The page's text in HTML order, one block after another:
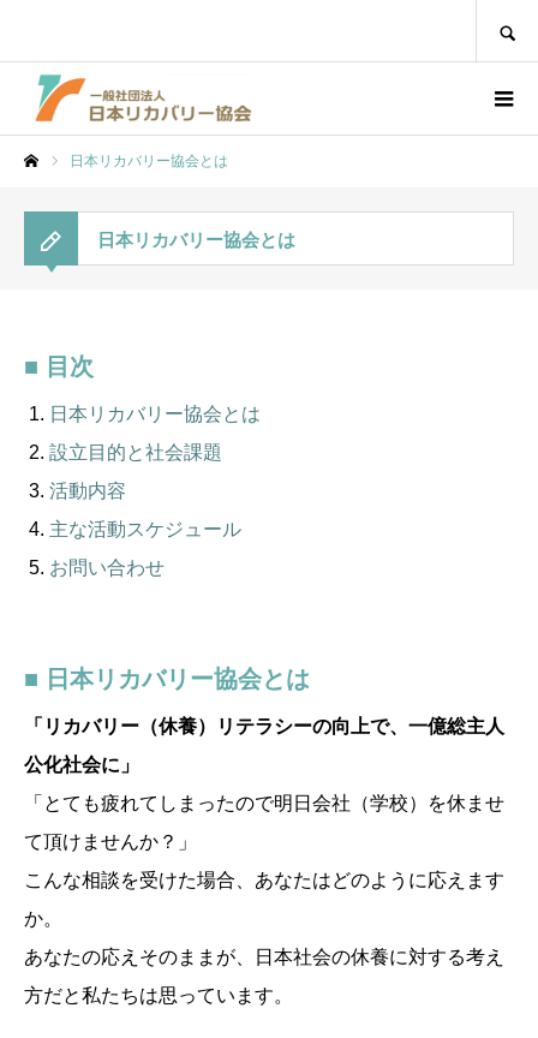
日本リカバリー協会とは
日本リカバリー協会とは
■ 目次
日本リカバリー協会とは
設立目的と社会課題
活動内容
主な活動スケジュール
お問い合わせ
■ 日本リカバリー協会とは
「リカバリー（休養）リテラシーの向上で、一億総主人
公化社会に」
「とても疲れてしまったので明日会社（学校）を休ませ
て頂けませんか？」
こんな相談を受けた場合、あなたはどのように応えます
か。
あなたの応えそのままが、日本社会の休養に対する考え
方だと私たちは思っています。